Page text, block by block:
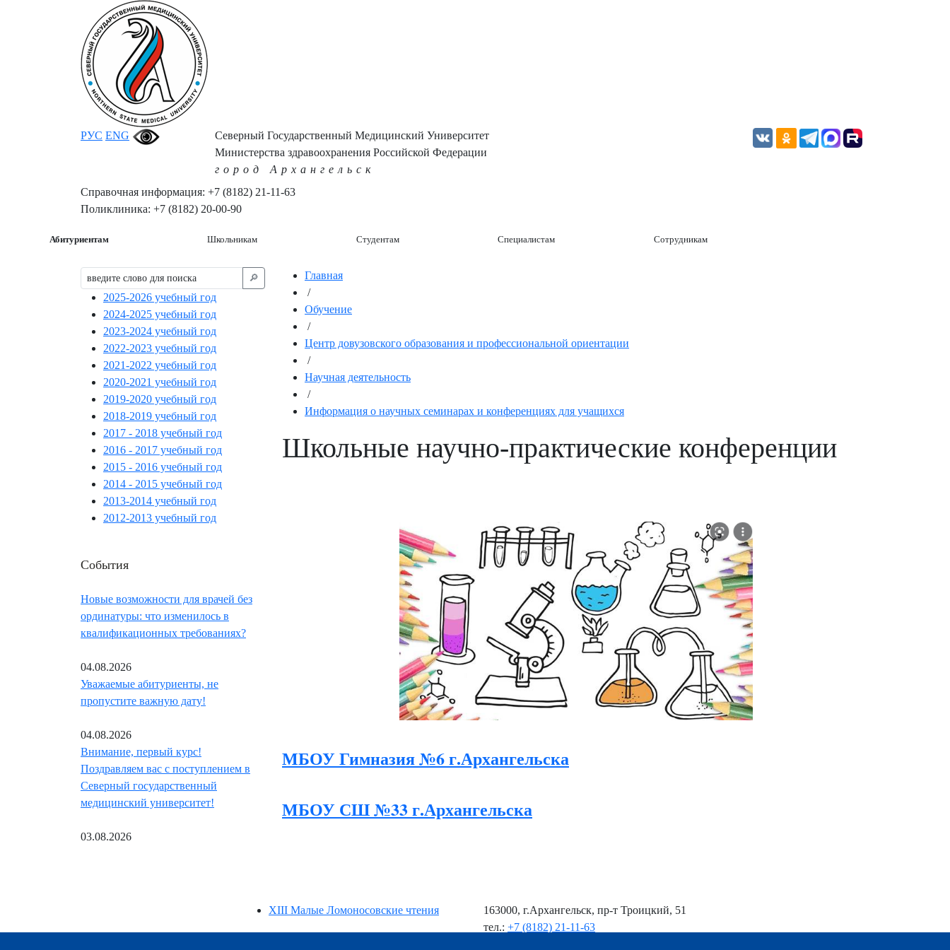
РУС ENG
Северный Государственный Медицинский Университет
Министерства здравоохранения Российской Федерации
город Архангельск
Справочная информация: +7 (8182) 21-11-63
Поликлиника: +7 (8182) 20-00-90
Абитуриентам Школьникам Студентам Специалистам Сотрудникам
🔎︎
2025-2026 учебный год
2024-2025 учебный год
2023-2024 учебный год
2022-2023 учебный год
2021-2022 учебный год
2020-2021 учебный год
2019-2020 учебный год
2018-2019 учебный год
2017 - 2018 учебный год
2016 - 2017 учебный год
2015 - 2016 учебный год
2014 - 2015 учебный год
2013-2014 учебный год
2012-2013 учебный год
События
Новые возможности для врачей без
ординатуры: что изменилось в
квалификационных требованиях?
04.08.2026
Уважаемые абитуриенты, не
пропустите важную дату!
04.08.2026
Внимание, первый курс!
Поздравляем вас с поступлением в
Северный государственный
медицинский университет!
03.08.2026
Главная
/
Обучение
/
Центр довузовского образования и профессиональной ориентации
/
Научная деятельность
/
Информация о научных семинарах и конференциях для учащихся
Школьные научно-практические конференции
МБОУ Гимназия №6 г.Архангельска
МБОУ СШ №33 г.Архангельска
XIII Малые Ломоносовские чтения
163000, г.Архангельск, пр-т Троицкий, 51
тел.: +7 (8182) 21-11-63